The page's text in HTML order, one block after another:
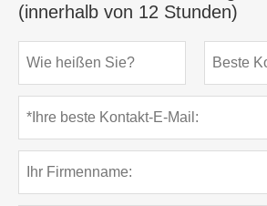
(innerhalb von 12 Stunden)